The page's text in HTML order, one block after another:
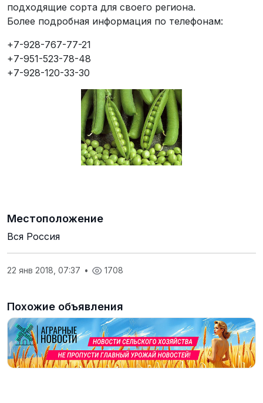
подходящие сорта для своего региона.
Более подробная информация по телефонам:
+7-928-767-77-21
+7-951-523-78-48
+7-928-120-33-30
Местоположение
Вся Россия
22 янв 2018, 07:37 • 1708
Похожие объявления